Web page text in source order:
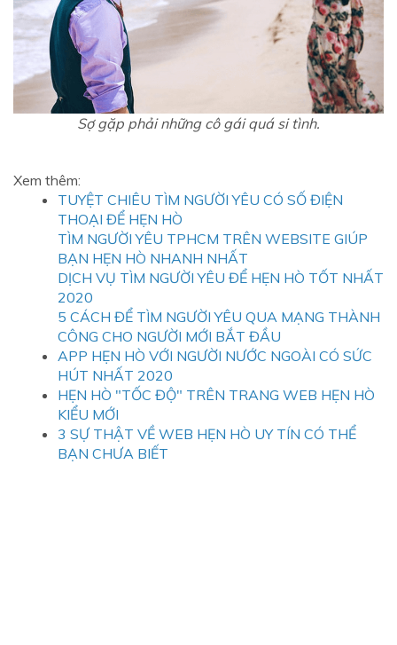
Sợ gặp phải những cô gái quá si tình.
Xem thêm:
TUYỆT CHIÊU TÌM NGƯỜI YÊU CÓ SỐ ĐIỆN
THOẠI ĐỂ HẸN HÒ
TÌM NGƯỜI YÊU TPHCM TRÊN WEBSITE GIÚP
BẠN HẸN HÒ NHANH NHẤT
DỊCH VỤ TÌM NGƯỜI YÊU ĐỂ HẸN HÒ TỐT NHẤT
2020
5 CÁCH ĐỂ TÌM NGƯỜI YÊU QUA MẠNG THÀNH
CÔNG CHO NGƯỜI MỚI BẮT ĐẦU
APP HẸN HÒ VỚI NGƯỜI NƯỚC NGOÀI CÓ SỨC
HÚT NHẤT 2020
HẸN HÒ "TỐC ĐỘ" TRÊN TRANG WEB HẸN HÒ
KIỂU MỚI
3 SỰ THẬT VỀ WEB HẸN HÒ UY TÍN CÓ THỂ
BẠN CHƯA BIẾT